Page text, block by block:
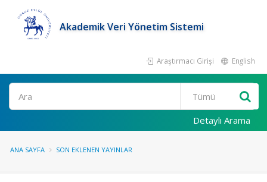
Akademik Veri Yönetim Sistemi
Araştırmacı Girişi English
Ara
Detaylı Arama
ANA SAYFA SON EKLENEN YAYINLAR